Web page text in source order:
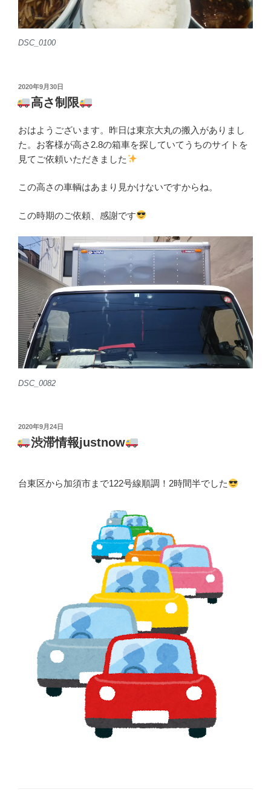
DSC_0100
投
稿
日:
2020年9月30日
高さ制限
おはようございます。昨日は東京大丸の搬入がありまし
た。お客様が高さ2.8の箱車を探していてうちのサイトを
見てご依頼いただきました
この高さの車輌はあまり見かけないですからね。
この時期のご依頼、感謝です
DSC_0082
投
稿
日:
2020年9月24日
渋滞情報justnow
台東区から加須市まで122号線順調！2時間半でした